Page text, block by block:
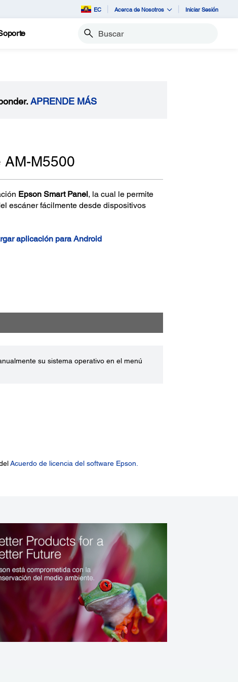
EC Acerca de Nosotros Iniciar Sesión
Buscar
APRENDE MÁS
AM-M5500
Epson Smart Panel, la cual le permite
escáner fácilmente desde dispositivos
aplicación para Android
su sistema operativo en el menú
Acuerdo de licencia del software Epson.